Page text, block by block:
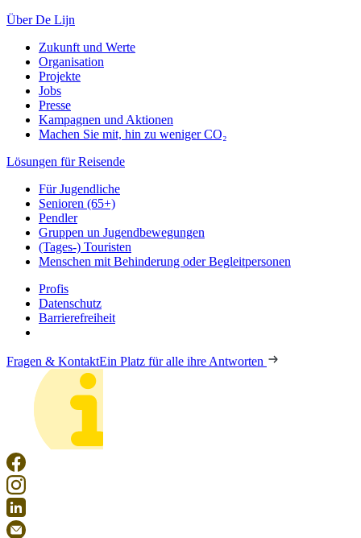
Über De Lijn
Zukunft und Werte
Organisation
Projekte
Jobs
Presse
Kampagnen und Aktionen
Machen Sie mit, hin zu weniger CO₂
Lösungen für Reisende
Für Jugendliche
Senioren (65+)
Pendler
Gruppen un Jugendbewegungen
(Tages-) Touristen
Menschen mit Behinderung oder Begleitpersonen
Profis
Datenschutz
Barrierefreiheit
Fragen & KontaktEin Platz für alle ihre Antworten